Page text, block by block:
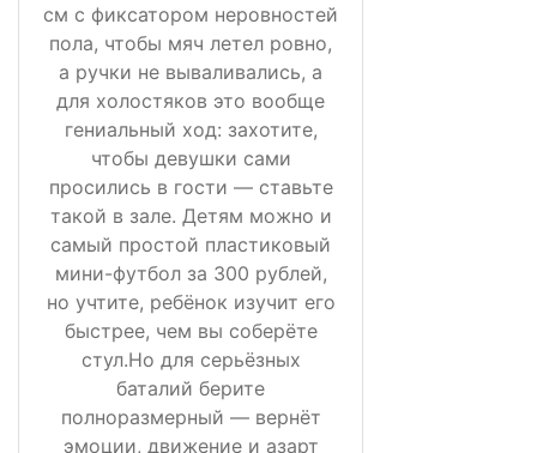
см с фиксатором неровностей
пола, чтобы мяч летел ровно,
а ручки не вываливались, а
для холостяков это вообще
гениальный ход: захотите,
чтобы девушки сами
просились в гости — ставьте
такой в зале. Детям можно и
самый простой пластиковый
мини-футбол за 300 рублей,
но учтите, ребёнок изучит его
быстрее, чем вы соберёте
стул.Но для серьёзных
баталий берите
полноразмерный — вернёт
эмоции, движение и азарт